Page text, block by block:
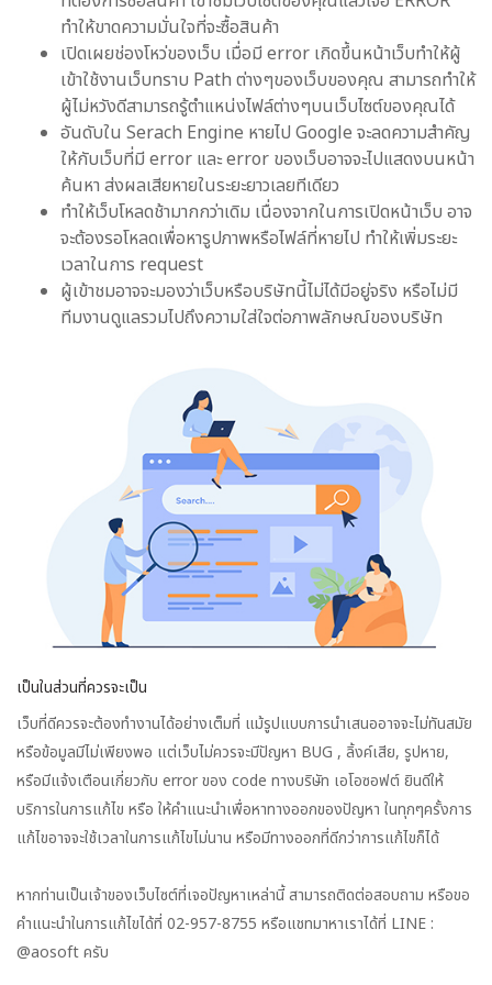
ทำให้ขาดความมั่นใจที่จะซื้อสินค้า
เปิดเผยช่องโหว่ของเว็บ เมื่อมี error เกิดขึ้นหน้าเว็บทำให้ผู้
เข้าใช้งานเว็บทราบ Path ต่างๆของเว็บของคุณ สามารถทำให้
ผู้ไม่หวังดีสามารถรู้ตำแหน่งไฟล์ต่างๆบนเว็บไซต์ของคุณได้
อันดับใน Serach Engine หายไป Google จะลดความสำคัญ
ให้กับเว็บที่มี error และ error ของเว็บอาจจะไปแสดงบนหน้า
ค้นหา ส่งผลเสียหายในระยะยาวเลยทีเดียว
ทำให้เว็บโหลดช้ามากกว่าเดิม เนื่องจากในการเปิดหน้าเว็บ อาจ
จะต้องรอโหลดเพื่อหารูปภาพหรือไฟล์ที่หายไป ทำให้เพิ่มระยะ
เวลาในการ request
ผู้เข้าชมอาจจะมองว่าเว็บหรือบริษัทนี้ไม่ได้มีอยู่จริง หรือไม่มี
ทีมงานดูแลรวมไปถึงความใส่ใจต่อภาพลักษณ์ของบริษัท
เป็นในส่วนที่ควรจะเป็น
เว็บที่ดีควรจะต้องทำงานได้อย่างเต็มที่ แม้รูปแบบการนำเสนออาจจะไม่ทันสมัย
หรือข้อมูลมีไม่เพียงพอ แต่เว็บไม่ควรจะมีปัญหา BUG , ลิ้งค์เสีย, รูปหาย,
หรือมีแจ้งเตือนเกี่ยวกับ error ของ code ทางบริษัท เอโอซอฟต์ ยินดีให้
บริการในการแก้ไข หรือ ให้คำแนะนำเพื่อหาทางออกของปัญหา ในทุกๆครั้งการ
แก้ไขอาจจะใช้เวลาในการแก้ไขไม่นาน หรือมีทางออกที่ดีกว่าการแก้ไขก็ได้
หากท่านเป็นเจ้าของเว็บไซต์ที่เจอปัญหาเหล่านี้ สามารถติดต่อสอบถาม หรือขอ
คำแนะนำในการแก้ไขได้ที่ 02-957-8755 หรือแชทมาหาเราได้ที่ LINE :
@aosoft ครับ